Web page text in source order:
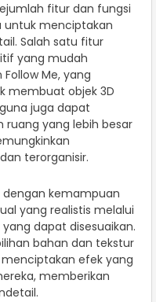
fitur dan fungsi
untuk menciptakan
Salah satu fitur
yang mudah
Me, yang
membuat objek 3D
juga dapat
yang lebih besar
terorganisir.
dengan kemampuan
yang realistis melalui
dapat disesuaikan.
bahan dan tekstur
efek yang
memberikan